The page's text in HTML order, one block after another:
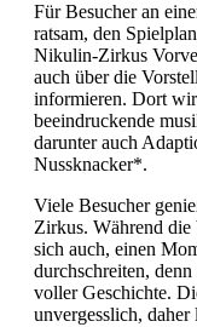
Für Besucher an
ratsam, den
Nikulin-Zirkus
auch über die
informieren. Dort
beeindruckende
darunter auch
Nussknacker*.
Viele Besucher
Zirkus. Während
sich auch, einen
durchschreiten,
voller Geschichte.
unvergesslich,